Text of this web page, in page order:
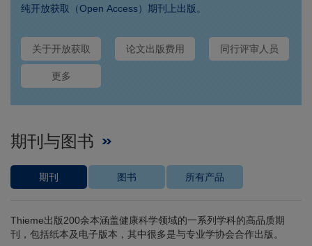
纯开放获取（Open Access）期刊上出版。
关于开放获取 论文出版费用 同行评审人员
更多
期刊与图书
期刊 图书 所有产品
Thieme出版200余本涵盖健康科学领域的一系列学科的高品质期
刊，包括纸本及电子版本，其中很多是与专业学协会合作出版。